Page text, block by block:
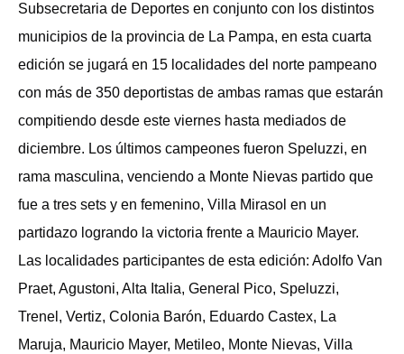
Subsecretaria de Deportes en conjunto con los distintos
municipios de la provincia de La Pampa, en esta cuarta
edición se jugará en 15 localidades del norte pampeano
con más de 350 deportistas de ambas ramas que estarán
compitiendo desde este viernes hasta mediados de
diciembre. Los últimos campeones fueron Speluzzi, en
rama masculina, venciendo a Monte Nievas partido que
fue a tres sets y en femenino, Villa Mirasol en un
partidazo logrando la victoria frente a Mauricio Mayer.
Las localidades participantes de esta edición: Adolfo Van
Praet, Agustoni, Alta Italia, General Pico, Speluzzi,
Trenel, Vertiz, Colonia Barón, Eduardo Castex, La
Maruja, Mauricio Mayer, Metileo, Monte Nievas, Villa